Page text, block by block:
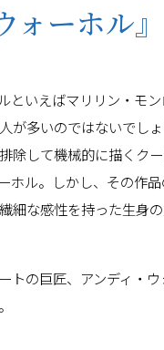
ォーホル』
といえばマリリン・モ
が多いのではないでし
除して機械的に描くク
ホル。しかし、その作
細な感性を持った生身
トの巨匠、アンディ・